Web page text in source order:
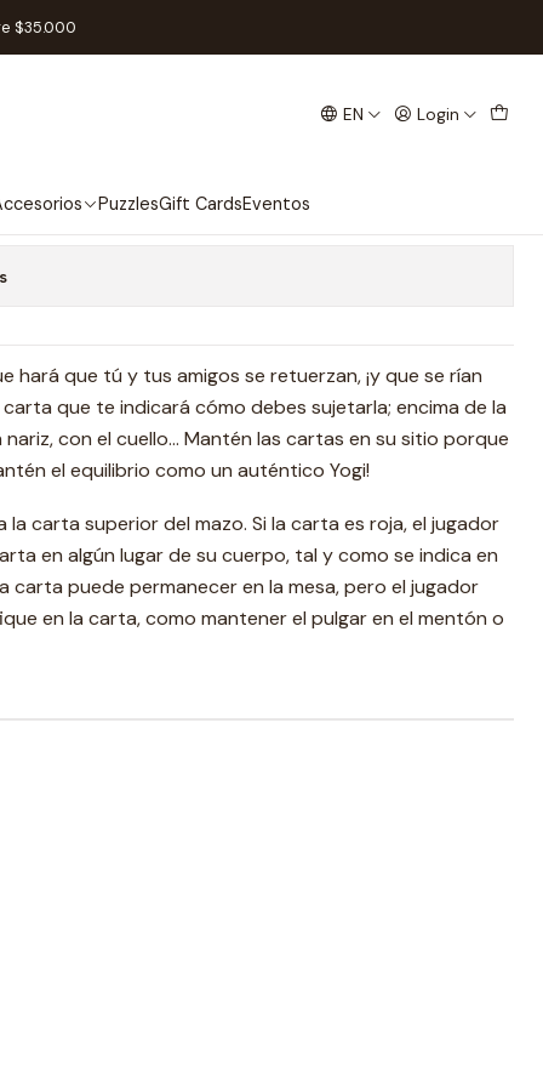
EN Login
PuzzlesGift CardsEventos
$35.000
hará que tú y tus amigos se retuerzan, ¡y que se rían
que te indicará cómo debes sujetarla; encima de la
con el cuello… Mantén las cartas en su sitio porque
el equilibrio como un auténtico Yogi!
la carta superior del mazo. Si la carta es roja, el jugador
en algún lugar de su cuerpo, tal y como se indica en
carta puede permanecer en la mesa, pero el jugador
en la carta, como mantener el pulgar en el mentón o